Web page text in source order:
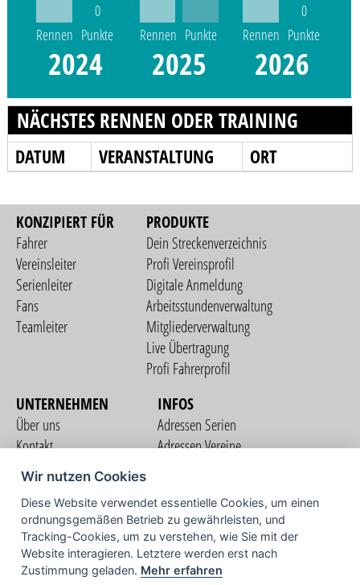
Rennen
0
Punkte
2024
Rennen Punkte
2025
Rennen
0
Punkte
2026
NÄCHSTES RENNEN ODER TRAINING
DATUM VERANSTALTUNG ORT
KONZIPIERT FÜR
Fahrer
Vereinsleiter
Serienleiter
Fans
Teamleiter
PRODUKTE
Dein Streckenverzeichnis
Profi Vereinsprofil
Digitale Anmeldung
Arbeitsstundenverwaltung
Mitgliederverwaltung
Live Übertragung
Profi Fahrerprofil
UNTERNEHMEN
Über uns
Kontakt
Nutzungsbedingungen
Datenschutzerklärung
Impressum
INFOS
Adressen Serien
Adressen Vereine
COMMUNITY
Wir nutzen Cookies
Diese Website verwendet essentielle Cookies, um einen
ordnungsgemäßen Betrieb zu gewährleisten, und
Tracking-Cookies, um zu verstehen, wie Sie mit der
Website interagieren. Letztere werden erst nach
Zustimmung geladen. Mehr erfahren